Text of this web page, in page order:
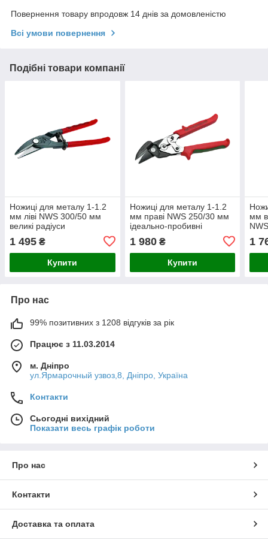
Повернення товару впродовж 14 днів за домовленістю
Всі умови повернення
Подібні товари компанії
Ножиці для металу 1-1.2
мм ліві NWS 300/50 мм
великі радіуси
1 495 ₴
Купити
Ножиці для металу 1-1.2
мм праві NWS 250/30 мм
ідеально-пробивні
1 980₴
Купити
мм
1
Про нас
99% позитивних з 1208 відгуків за рік
Працює з 11.03.2014
м. Дніпро
ул.Ярмарочный узвоз,8, Дніпро, Україна
Контакти
Сьогодні вихідний
Показати весь графік роботи
Про нас
Контакти
Доставка та оплата